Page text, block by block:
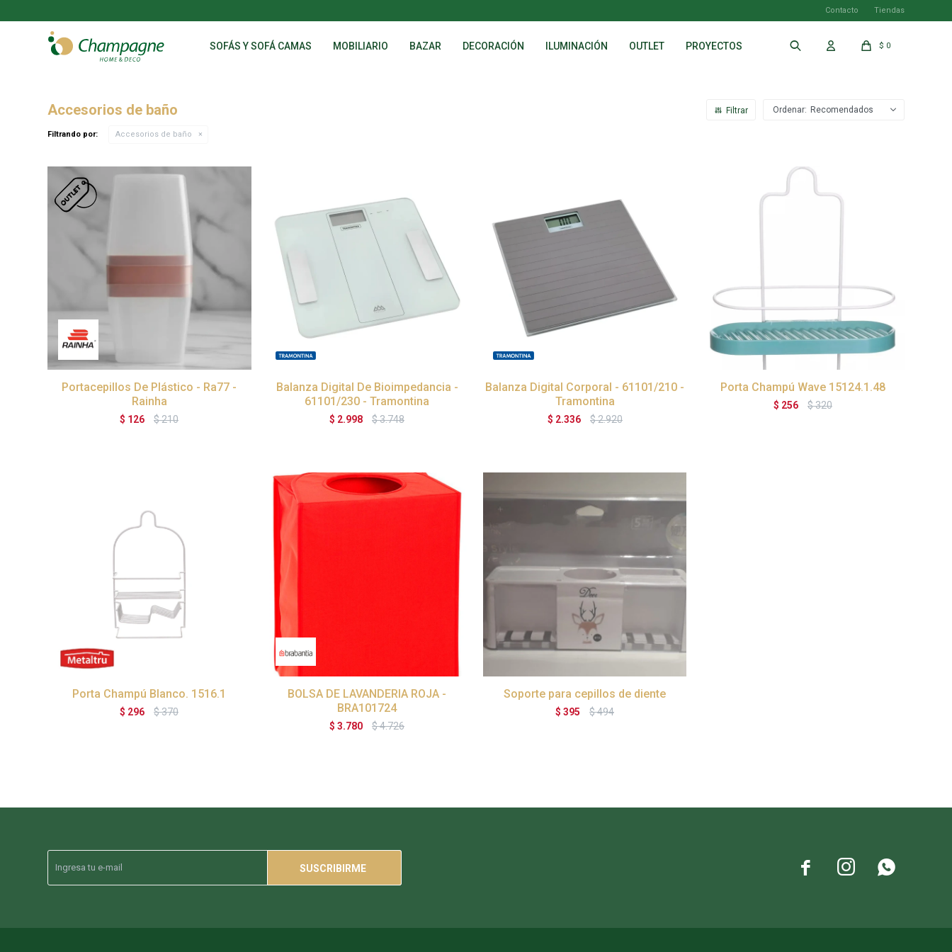
SOFÁS Y SOFÁ CAMAS MOBILIARIO BAZAR DECORACIÓN ILUMINACIÓN OUTLET PROYECTOS $ 0
Contacto Tiendas
Accesorios de baño Recomendados
Filtrando por: Accesorios de baño
Portacepillos De Plástico - Ra77 -
Rainha
$ 126 $210
Balanza Digital De Bioimpedancia -
61101/230 - Tramontina
$ 2.998 $3.748
Balanza Digital Corporal - 61101/210 -
Tramontina
$ 2.336 $2.920
Porta Champú Wave 15124.1.48
$ 256 $320
Porta Champú Blanco. 1516.1
$ 296 $370
BOLSA DE LAVANDERIA ROJA -
BRA101724
$ 3.780 $4.726
Soporte para cepillos de diente
$ 395 $494
SUSCRIBIRME   